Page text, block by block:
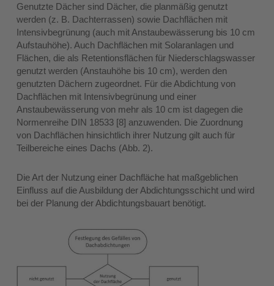
Genutzte Dächer sind Dächer, die planmäßig genutzt
werden (z. B. Dachterrassen) sowie Dachflächen mit
Intensivbegrünung (auch mit Anstaubewässerung bis 10 cm
Aufstauhöhe). Auch Dachflächen mit Solaranlagen und
Flächen, die als Retentionsflächen für Niederschlagswasser
genutzt werden (Anstauhöhe bis 10 cm), werden den
genutzten Dächern zugeordnet. Für die Abdichtung von
Dachflächen mit Intensivbegrünung und einer
Anstaubewässerung von mehr als 10 cm ist dagegen die
Normenreihe DIN 18533 [8] anzuwenden. Die Zuordnung
von Dachflächen hinsichtlich ihrer Nutzung gilt auch für
Teilbereiche eines Dachs (Abb. 2).
Die Art der Nutzung einer Dachfläche hat maßgeblichen
Einfluss auf die Ausbildung der Abdichtungsschicht und wird
bei der Planung der Abdichtungsbauart benötigt.